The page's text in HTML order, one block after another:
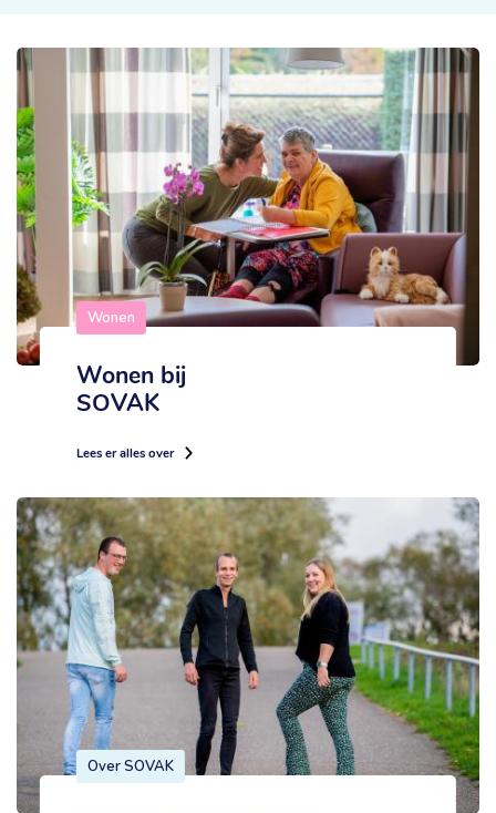
Wonen
Wonen bij
SOVAK
Lees er alles over
Over SOVAK